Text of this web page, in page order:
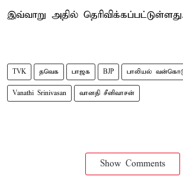
இவ்வாறு அதில்
TVK தவெக பாஜக BJP பாலியல்
Vanathi Srinivasan வானதி சீனிவாசன்
Show Comments